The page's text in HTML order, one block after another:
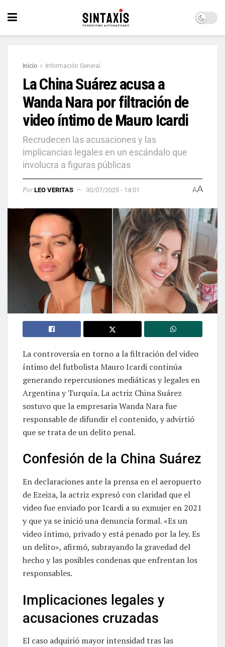
Inicio Información General
La China Suárez acusa a
Wanda Nara por filtración de
video íntimo de Mauro Icardi
Recrudecen las acusaciones y las
implicancias legales en un escándalo que
involucra a figuras públicas
Por LEO VERITAS 30/07/2025 - 14:01 AA
La controversia en torno a la filtración del video
íntimo del futbolista Mauro Icardi continúa
generando repercusiones mediáticas y legales en
Argentina y Turquía. La actriz China Suárez
sostuvo que la empresaria Wanda Nara fue
responsable de difundir el contenido, y advirtió
que se trata de un delito penal.
Confesión de la China Suárez
En declaraciones ante la prensa en el aeropuerto
de Ezeiza, la actriz expresó con claridad que el
video fue enviado por Icardi a su exmujer en 2021
y que ya se inició una denuncia formal. «Es un
video íntimo, privado y está penado por la ley. Es
un delito», afirmó, subrayando la gravedad del
hecho y las posibles condenas que enfrentan los
responsables.
Implicaciones legales y
acusaciones cruzadas
El caso adquirió mayor intensidad tras las